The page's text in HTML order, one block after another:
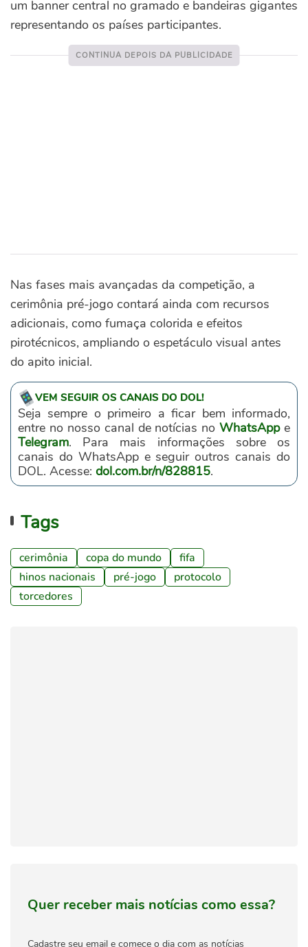
um banner central no gramado e bandeiras gigantes
representando os países participantes.
Nas fases mais avançadas da competição, a
cerimônia pré-jogo contará ainda com recursos
adicionais, como fumaça colorida e efeitos
pirotécnicos, ampliando o espetáculo visual antes
do apito inicial.
VEM SEGUIR OS CANAIS DO DOL!
Seja sempre o primeiro a ficar bem informado,
entre no nosso canal de notícias noWhatsAppe
Telegram. Para mais informações sobre os
canais do WhatsApp e seguir outros canais do
DOL. Acesse: dol.com.br/n/828815.
Tags
cerimônia copa do mundo
fifa
hinos nacionais
pré-jogo
protocolo
torcedores
Quer receber mais notícias como essa?
Cadastre seu email e comece o dia com as notícias